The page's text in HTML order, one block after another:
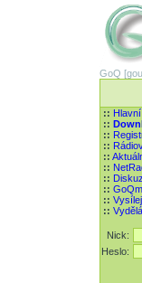
GoQ
::
::
::
::
::
::
::
::
::
::
Nick:
Heslo: